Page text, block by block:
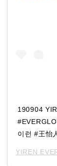
190904
이런 #王怡
YIREN